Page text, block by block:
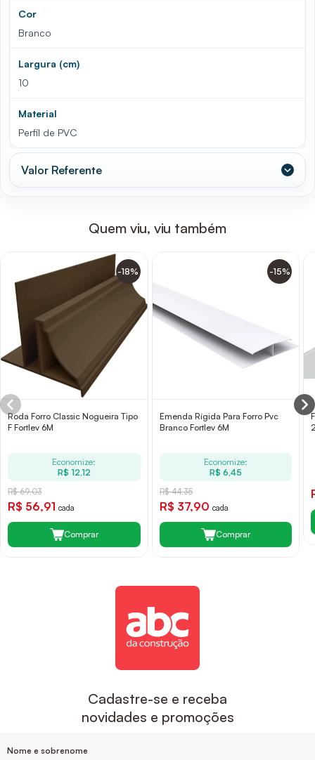
Cor
Branco
Largura (cm)
10
Material
Perfil de PVC
Valor Referente
Quem viu, viu também
-18%
Roda Forro Classic Nogueira Tipo
F Fortlev 6M
Economize:
R$ 12,12
R$ 69,03
R$ 56,91 cada
Comprar
-15%
Emenda Rígida Para Forro Pvc
Branco Fortlev 6M
Economize:
R$ 6,45
R$ 44,35
R$ 37,90 cada
Comprar
Cadastre-se e receba
novidades e promoções